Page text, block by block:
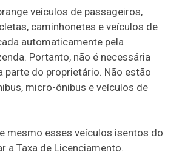
veículos de passageiros,
caminhonetes e veículos de
automaticamente pela
Portanto, não é necessária
parte do proprietário. Não estão
micro-ônibus e veículos de
mesmo esses veículos isentos do
a Taxa de Licenciamento.